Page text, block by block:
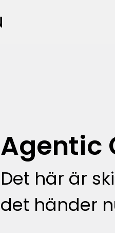
Agentic
Det här är
det händer